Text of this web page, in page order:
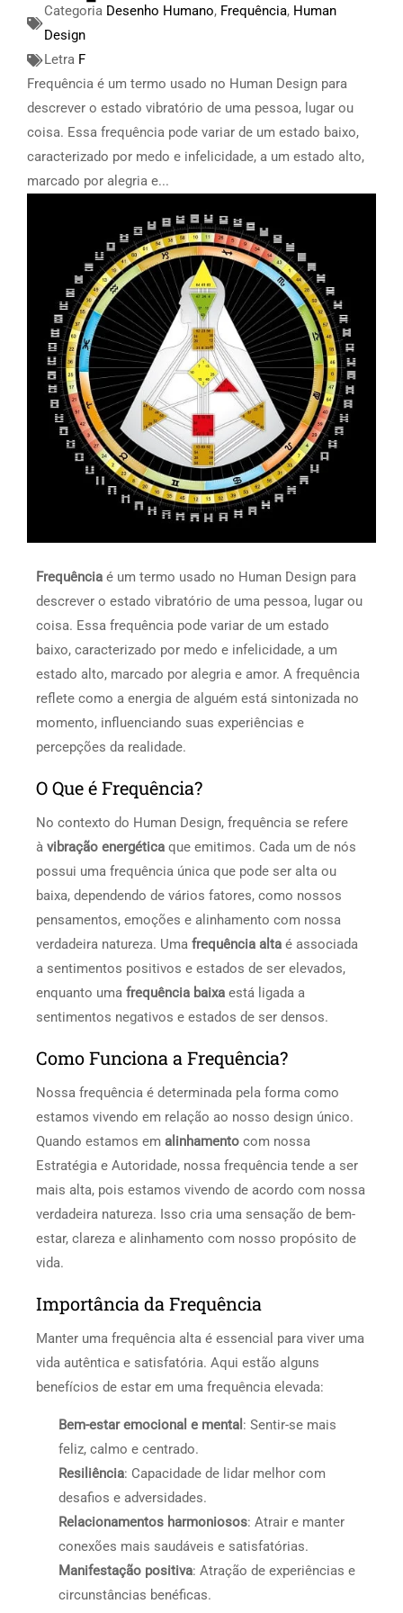
Categoria Desenho Humano, Frequência, Human
Design
Letra F
Frequência é um termo usado no Human Design para
descrever o estado vibratório de uma pessoa, lugar ou
coisa. Essa frequência pode variar de um estado baixo,
caracterizado por medo e infelicidade, a um estado alto,
marcado por alegria e...
Frequência é um termo usado no Human Design para
descrever o estado vibratório de uma pessoa, lugar ou
coisa. Essa frequência pode variar de um estado
baixo, caracterizado por medo e infelicidade, a um
estado alto, marcado por alegria e amor. A frequência
reflete como a energia de alguém está sintonizada no
momento, influenciando suas experiências e
percepções da realidade.
O Que é Frequência?
No contexto do Human Design, frequência se refere
à vibração energética que emitimos. Cada um de nós
possui uma frequência única que pode ser alta ou
baixa, dependendo de vários fatores, como nossos
pensamentos, emoções e alinhamento com nossa
verdadeira natureza. Uma frequência alta é associada
a sentimentos positivos e estados de ser elevados,
enquanto uma frequência baixa está ligada a
sentimentos negativos e estados de ser densos.
Como Funciona a Frequência?
Nossa frequência é determinada pela forma como
estamos vivendo em relação ao nosso design único.
Quando estamos em alinhamento com nossa
Estratégia e Autoridade, nossa frequência tende a ser
mais alta, pois estamos vivendo de acordo com nossa
verdadeira natureza. Isso cria uma sensação de bem-
estar, clareza e alinhamento com nosso propósito de
vida.
Importância da Frequência
Manter uma frequência alta é essencial para viver uma
vida autêntica e satisfatória. Aqui estão alguns
benefícios de estar em uma frequência elevada:
Bem-estar emocional e mental : Sentir-se mais
feliz, calmo e centrado.
Resiliência: Capacidade de lidar melhor com
desafios e adversidades.
Relacionamentos harmoniosos: Atrair e manter
conexões mais saudáveis e satisfatórias.
Manifestação positiva: Atração de experiências e
circunstâncias benéficas.